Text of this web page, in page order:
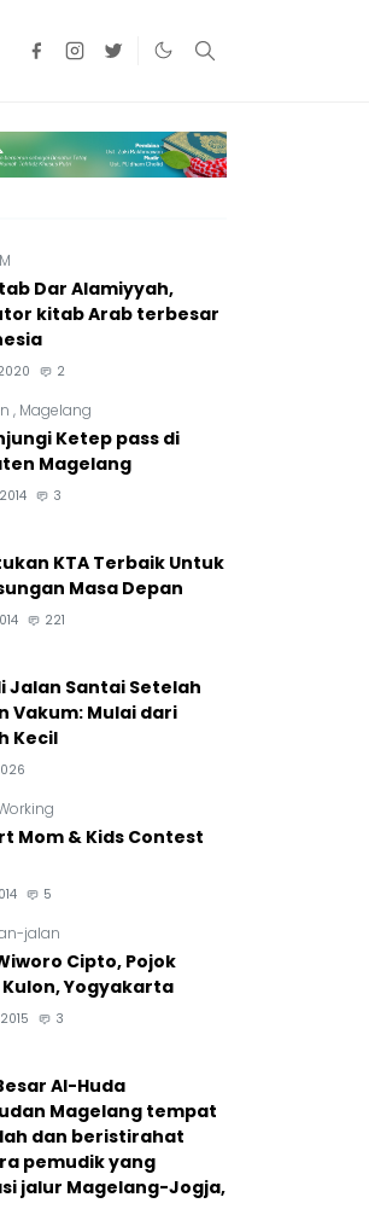
Dar Alamiyyah,
kitab Arab terbesar
2
, Magelang
Ketep pass di
Magelang
3
KTA Terbaik Untuk
Masa Depan
221
Jalan Santai Setelah
Vakum: Mulai dari
Kecil
Mom & Kids Contest
5
jalan
Cipto, Pojok
Yogyakarta
3
Al-Huda
Magelang tempat
dan beristirahat
pemudik yang
jalur Magelang-Jogja,